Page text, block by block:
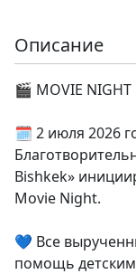
Описание
🎬 MOVIE
🗓️ 2 июля 2026
Bishkek»
Movie Night.
💙 Все
помощь